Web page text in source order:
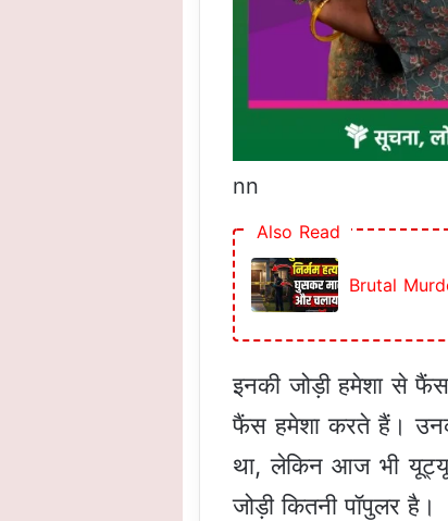
nn
Also Read
Brutal
इनकी जोड़ी हमेशा से
फैंस हमेशा करते हैं।
था, लेकिन आज भी
जोड़ी कितनी पॉपुलर है।